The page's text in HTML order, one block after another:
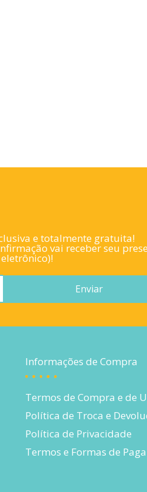
e totalmente gratuita!
vai receber seu
Enviar
Informações de Compra
Termos de Compra e de
Política de Troca e
Política de Privacidade
Termos e Formas de